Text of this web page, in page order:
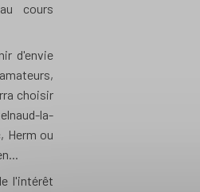
cours
d'envie
choisir
la-
Herm ou
l'intérêt